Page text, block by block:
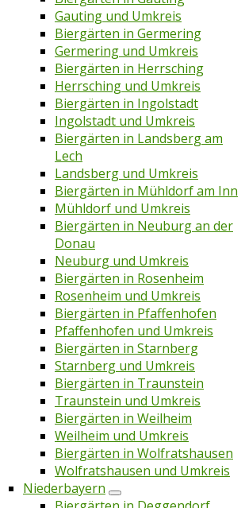
Gauting und Umkreis
Biergärten in Germering
Germering und Umkreis
Biergärten in Herrsching
Herrsching und Umkreis
Biergärten in Ingolstadt
Ingolstadt und Umkreis
Biergärten in Landsberg am
Lech
Landsberg und Umkreis
Biergärten in Mühldorf am Inn
Mühldorf und Umkreis
Biergärten in Neuburg an der
Donau
Neuburg und Umkreis
Biergärten in Rosenheim
Rosenheim und Umkreis
Biergärten in Pfaffenhofen
Pfaffenhofen und Umkreis
Biergärten in Starnberg
Starnberg und Umkreis
Biergärten in Traunstein
Traunstein und Umkreis
Biergärten in Weilheim
Weilheim und Umkreis
Biergärten in Wolfratshausen
Wolfratshausen und Umkreis
Niederbayern